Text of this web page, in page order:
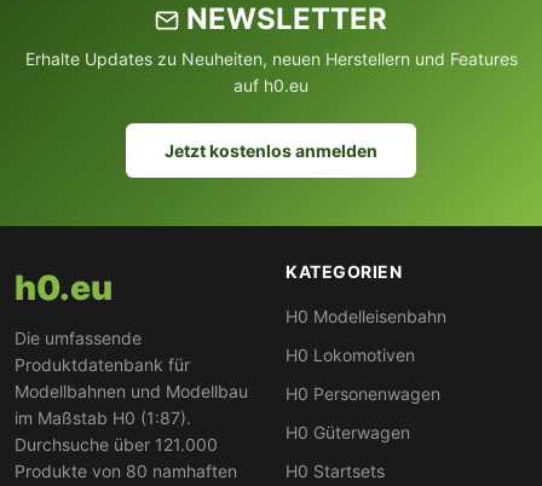
NEWSLETTER
Erhalte Updates zu Neuheiten, neuen Herstellern und Features
auf h0.eu
Jetzt kostenlos anmelden
h0.eu
Die umfassende
Produktdatenbank für
Modellbahnen und Modellbau
im Maßstab H0 (1:87).
Durchsuche über 121.000
Produkte von 80 namhaften
KATEGORIEN
H0 Modelleisenbahn
H0 Lokomotiven
H0 Personenwagen
H0 Güterwagen
H0 Startsets